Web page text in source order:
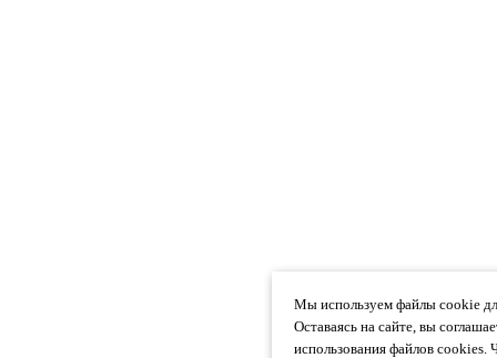
Мы используем файлы cookie
Оставаясь на сайте, вы
использования файлов cookies.